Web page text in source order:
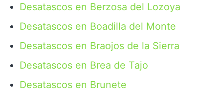
Desatascos en Berzosa del Lozoya
Desatascos en Boadilla del Monte
Desatascos en Braojos de la Sierra
Desatascos en Brea de Tajo
Desatascos en Brunete